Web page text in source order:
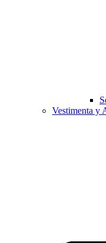
Vestimenta y